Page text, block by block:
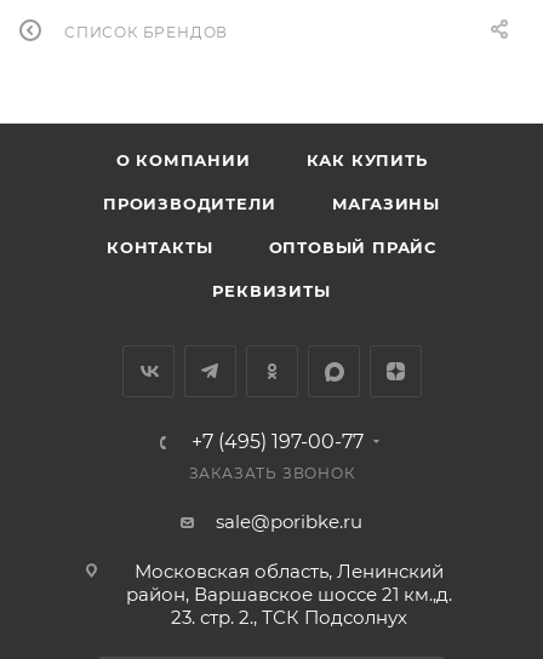
СПИСОК БРЕНДОВ
О КОМПАНИИ КАК КУПИТЬ
ПРОИЗВОДИТЕЛИ МАГАЗИНЫ
КОНТАКТЫ ОПТОВЫЙ ПРАЙС
РЕКВИЗИТЫ
+7 (495) 197-00-77
ЗАКАЗАТЬ ЗВОНОК
sale@poribke.ru
Московская область, Ленинский
район, Варшавское шоссе 21 км.,д.
23. стр. 2., ТСК Подсолнух